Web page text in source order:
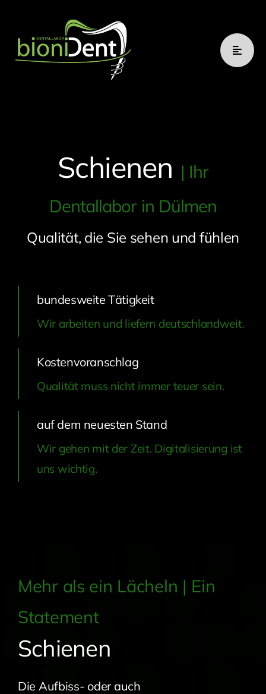
springen
Schienen | Ihr
Dentallabor in Dülmen
Qualität, die Sie sehen und fühlen
bundesweite Tätigkeit
Wir arbeiten und liefern deutschlandweit.
Kostenvoranschlag
Qualität muss nicht immer teuer sein.
auf dem neuesten Stand
Wir gehen mit der Zeit. Digitalisierung ist
uns wichtig.
Mehr als ein Lächeln | Ein
Statement
Schienen
Die Aufbiss- oder auch